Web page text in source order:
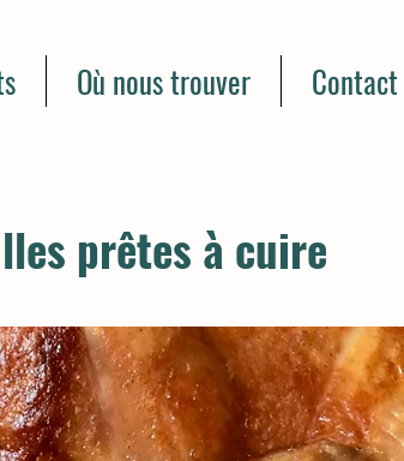
Où nous trouver Contact
prêtes à cuire